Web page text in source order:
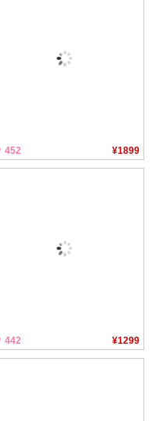
452 ¥1899
442 ¥1299